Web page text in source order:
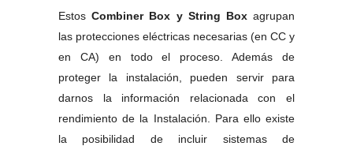
EstosCombiner Box y String Boxagrupan
las protecciones eléctricas necesarias (en CC y
en CA) en todo el proceso. Además de
proteger la instalación, pueden servir para
darnos la información relacionada con el
rendimiento de la Instalación. Para ello existe
la posibilidad de incluir sistemas de